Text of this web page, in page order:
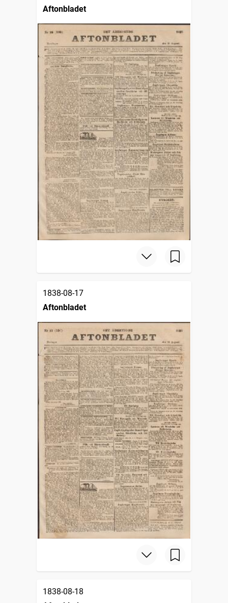
Aftonbladet
1838-08-17
Aftonbladet
1838-08-18